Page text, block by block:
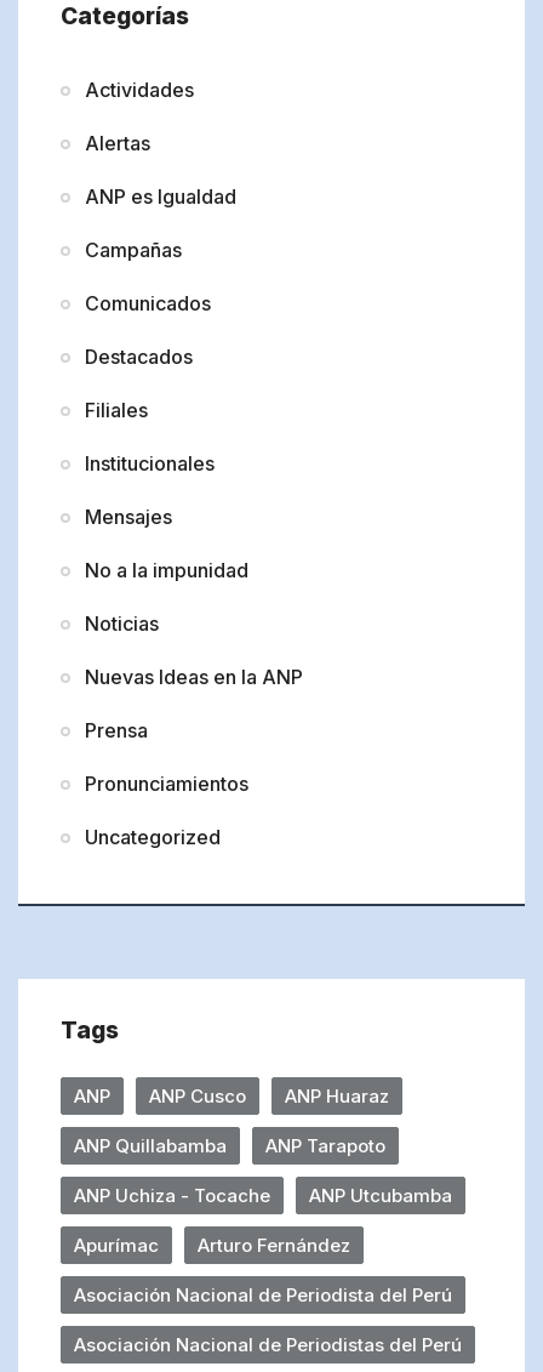
Categorías
Actividades
Alertas
ANP es Igualdad
Campañas
Comunicados
Destacados
Filiales
Institucionales
Mensajes
No a la impunidad
Noticias
Nuevas Ideas en la ANP
Prensa
Pronunciamientos
Uncategorized
Tags
ANP ANP Cusco ANP Huaraz
ANP Quillabamba ANP Tarapoto
ANP Uchiza - Tocache ANP Utcubamba
Apurímac Arturo Fernández
Asociación Nacional de Periodista del Perú
Asociación Nacional de Periodistas del Perú